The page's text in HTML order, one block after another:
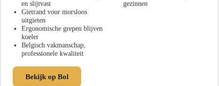
en slijtvast
Gietrand voor morsloos
uitgieten
Ergonomische grepen blijven
koeler
Belgisch vakmanschap,
professionele kwaliteit
gezinnen
Bekijk op Bol